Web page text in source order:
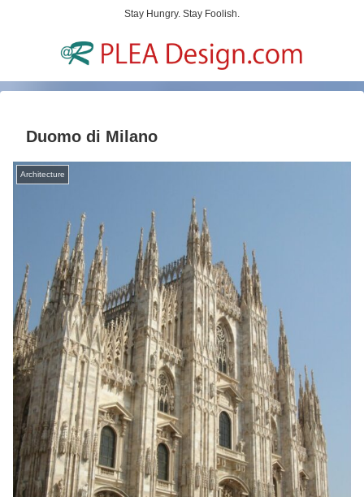
Stay Hungry. Stay Foolish.
Duomo di Milano
Architecture